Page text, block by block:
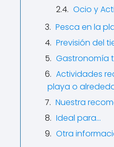
Ocio y
Pesca en la
Previsión del
Gastronomía
Actividades
playa o
Nuestra
Ideal para…
Otra